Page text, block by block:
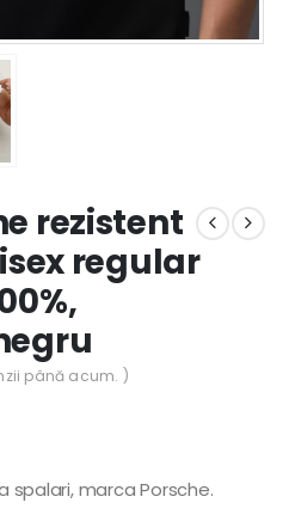
rezistent
regular
până acum. )
spalari, marca Porsche.